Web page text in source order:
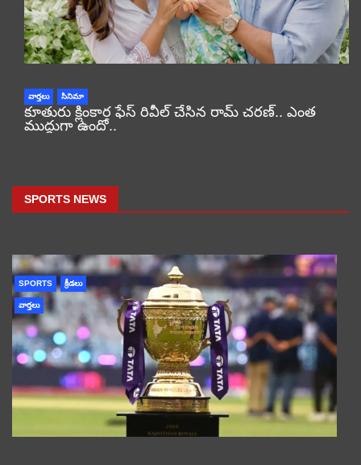
వార్తలు సినిమా
కూతురు క్లింకార ఫేస్ రివీల్ చేసిన రామ్ చరణ్.. ఎంత
ముద్దుగా ఉందో..
SPORTS NEWS
SPORTS క్రీడలు
వార్తలు